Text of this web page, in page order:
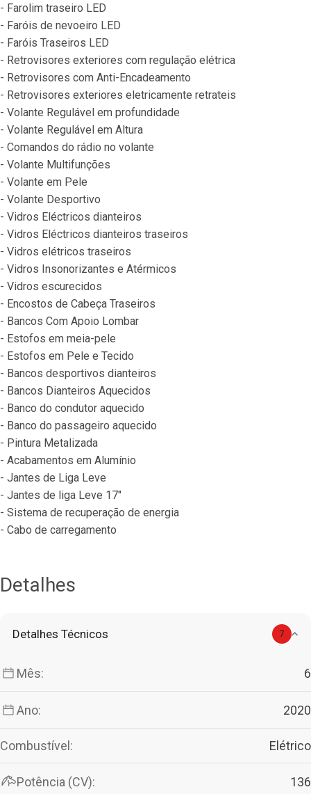
- Farolim traseiro LED
- Faróis de nevoeiro LED
- Faróis Traseiros LED
- Retrovisores exteriores com regulação elétrica
- Retrovisores com Anti-Encadeamento
- Retrovisores exteriores eletricamente retrateis
- Volante Regulável em profundidade
- Volante Regulável em Altura
- Comandos do rádio no volante
- Volante Multifunções
- Volante em Pele
- Volante Desportivo
- Vidros Eléctricos dianteiros
- Vidros Eléctricos dianteiros traseiros
- Vidros elétricos traseiros
- Vidros Insonorizantes e Atérmicos
- Vidros escurecidos
- Encostos de Cabeça Traseiros
- Bancos Com Apoio Lombar
- Estofos em meia-pele
- Estofos em Pele e Tecido
- Bancos desportivos dianteiros
- Bancos Dianteiros Aquecidos
- Banco do condutor aquecido
- Banco do passageiro aquecido
- Pintura Metalizada
- Acabamentos em Alumínio
- Jantes de Liga Leve
- Jantes de liga Leve 17"
- Sistema de recuperação de energia
- Cabo de carregamento
Detalhes
Detalhes Técnicos 7
Mês: 6
Ano: 2020
Combustível: Elétrico
Potência (CV): 136